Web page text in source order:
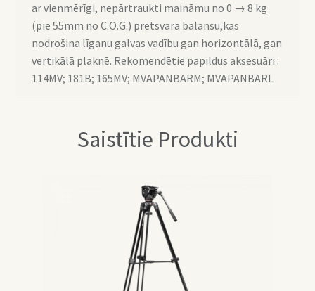
ar vienmērīgi, nepārtraukti maināmu no 0 → 8 kg
(pie 55mm no C.O.G.) pretsvara balansu,kas
nodrošina līganu galvas vadību gan horizontālā, gan
vertikālā plaknē. Rekomendētie papildus aksesuāri :
114MV; 181B; 165MV; MVAPANBARM; MVAPANBARL
Saistītie Produkti